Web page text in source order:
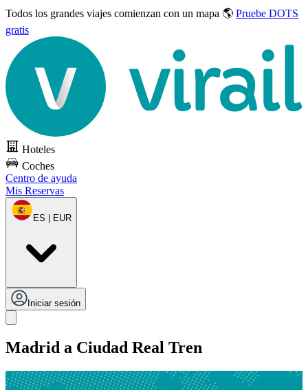
Todos los grandes viajes comienzan con un mapa 🌎 Pruebe DOTS
gratis
Hoteles
Coches
Centro de ayuda
Mis Reservas
ES | EUR
Iniciar sesión
Madrid a Ciudad Real Tren